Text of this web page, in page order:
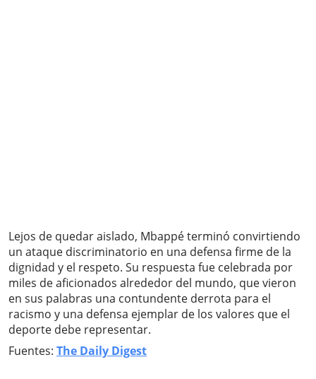
Lejos de quedar aislado, Mbappé terminó convirtiendo
un ataque discriminatorio en una defensa firme de la
dignidad y el respeto. Su respuesta fue celebrada por
miles de aficionados alrededor del mundo, que vieron
en sus palabras una contundente derrota para el
racismo y una defensa ejemplar de los valores que el
deporte debe representar.
Fuentes: The Daily Digest